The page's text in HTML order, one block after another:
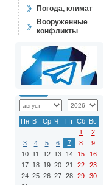
Погода, климат
Вооружённые
конфликты
Пн Вт Ср Чт Пт Сб Вс
1
2
3
4 5 6 7 8
9
10 11 12 13 14 15
16
17 18 19 20 21 22
23
24 25 26 27 28 29
30